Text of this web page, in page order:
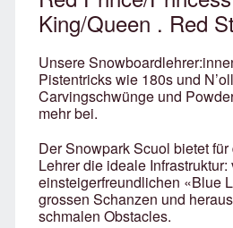
King/Queen . Red
Unsere
Pistentricks wie 180s und
Carvingschwünge und
mehr bei.
Der Snowpark Scuol bietet
Lehrer die ideale Infrastruktur:
einsteigerfreundlichen «Blue
grossen Schanzen und
schmalen Obstacles.